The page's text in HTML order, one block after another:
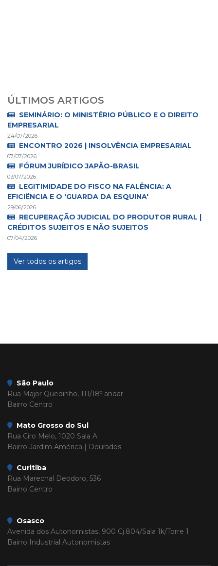
ÚLTIMOS ARTIGOS
SEMINÁRIO: O MINISTÉRIO PÚBLICO E O DIREITO
EMPRESARIAL
24/07/2026
ENCONTRO 2026 | INSOLVÊNCIA EMPRESARIAL
07/07/2026
FÓRUM JURÍDICO JAPÃO-BRASIL
03/07/2026
LEGITIMIDADE DO FISCO NA FALÊNCIA: A
EFICIÊNCIA E O 'GUARDA DA ESQUINA'
29/06/2026
RECUPERAÇÃO JUDICIAL DO PRODUTOR RURAL |
CRÉDITOS SUJEITOS E NÃO SUJEITOS
07/04/2026
Ver todos os artigos
São Paulo
Rua Major Quedinho, 111/18º andar
Bairro Centro
Mato Grosso do Sul
Rua Ciro Melo, 1020 Sala A
Bairro Jardim América | Dourados
Curitiba
Rua Marechal Deodoro, 536
Bairro Centro
Osasco
Avenida dos Autonomistas, 900 Cj.804/Sala 1k/Torre 1
Bairro Industrial Autonomistas